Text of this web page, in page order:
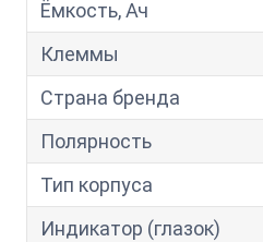
Ёмкость, Ач
Клеммы
Страна бренда
Полярность
Тип корпуса
Индикатор (глазок)